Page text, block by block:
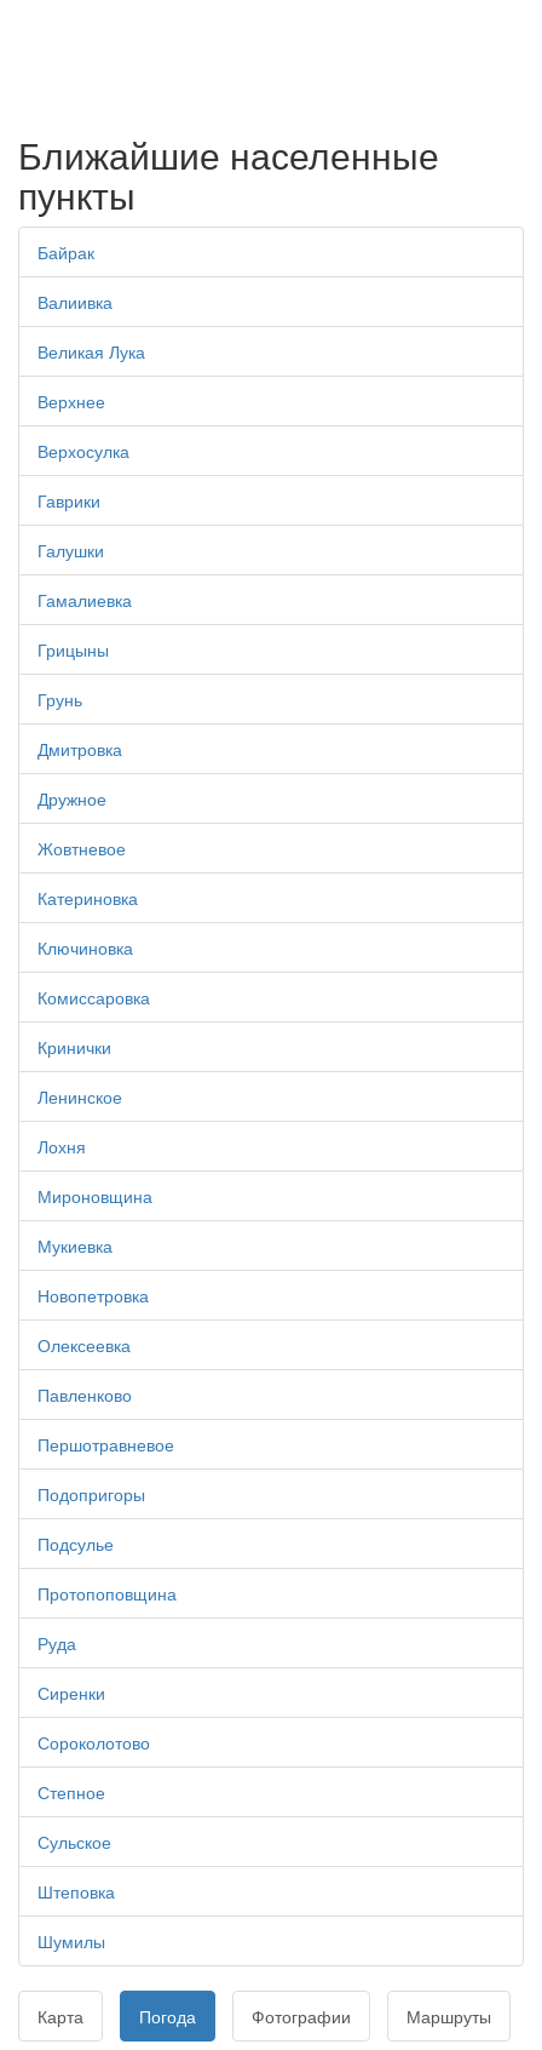
Ближайшие населенные
пункты
Байрак
Валиивка
Великая Лука
Верхнее
Верхосулка
Гаврики
Галушки
Гамалиевка
Грицыны
Грунь
Дмитровка
Дружное
Жовтневое
Катериновка
Ключиновка
Комиссаровка
Кринички
Ленинское
Лохня
Мироновщина
Мукиевка
Новопетровка
Олексеевка
Павленково
Першотравневое
Подопригоры
Подсулье
Протопоповщина
Руда
Сиренки
Сороколотово
Степное
Сульское
Штеповка
Шумилы
Карта Погода Фотографии Маршруты